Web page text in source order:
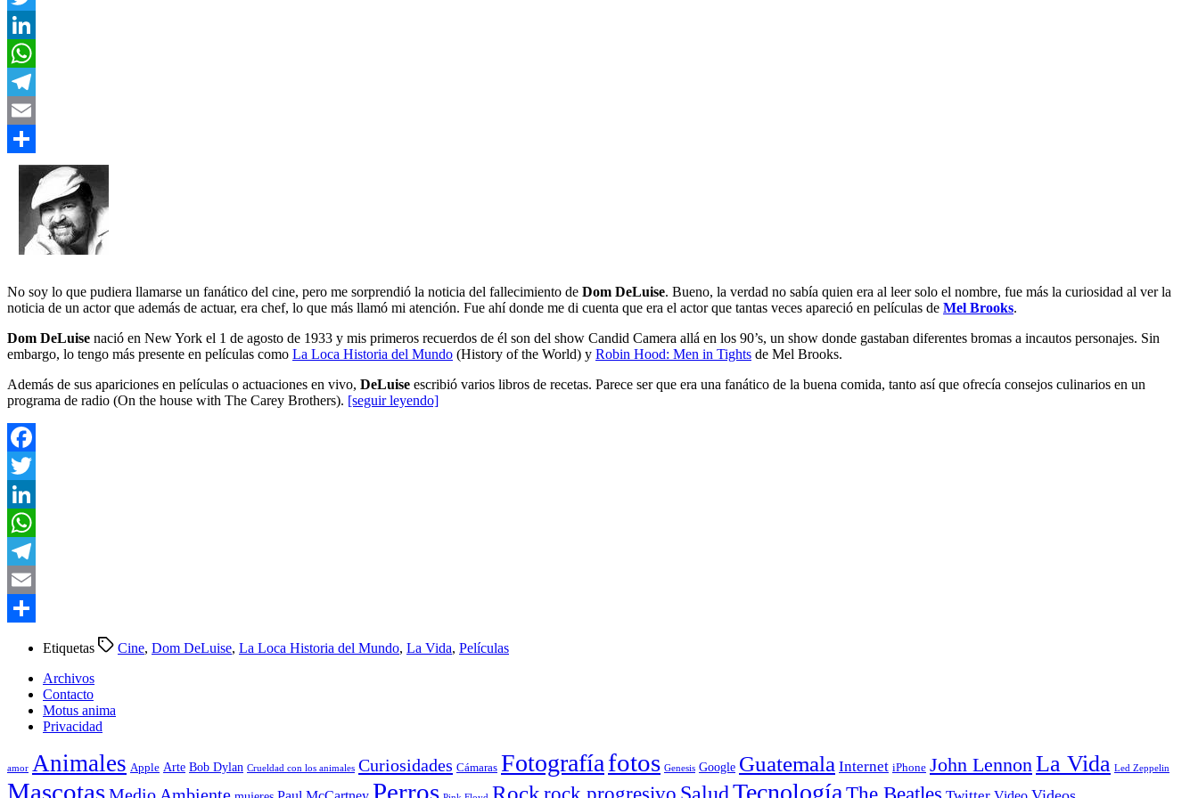
Twitter
LinkedIn
WhatsApp
Telegram
Email
Compartir
No soy lo que pudiera llamarse un fanático del cine, pero me sorprendió la noticia del fallecimiento de Dom DeLuise. Bueno, la verdad no sabía quien era al leer solo el nombre, fue más la curiosidad al ver la
noticia de un actor que además de actuar, era chef, lo que más llamó mi atención. Fue ahí donde me di cuenta que era el actor que tantas veces apareció en películas de Mel Brooks.
Dom DeLuise nació en New York el 1 de agosto de 1933 y mis primeros recuerdos de él son del show Candid Camera allá en los 90’s, un show donde gastaban diferentes bromas a incautos personajes. Sin
embargo, lo tengo más presente en películas como La Loca Historia del Mundo (History of the World) y Robin Hood: Men in Tights de Mel Brooks.
Además de sus apariciones en películas o actuaciones en vivo, DeLuise escribió varios libros de recetas. Parece ser que era una fanático de la buena comida, tanto así que ofrecía consejos culinarios en un
programa de radio (On the house with The Carey Brothers). [seguir leyendo]
Facebook
Twitter
LinkedIn
WhatsApp
Telegram
Email
Etiquetas Cine, Dom DeLuise, La Loca Historia del Mundo, La Vida, Películas
Archivos
Contacto
Motus anima
Privacidad
amor Animales Apple Arte Bob Dylan Crueldad con los animales Curiosidades Cámaras Fotografíafotos Genesis Google Guatemala Internet iPhone John Lennon La Vida Led Zeppelin
Mascotas Perros Rock SaludTecnología